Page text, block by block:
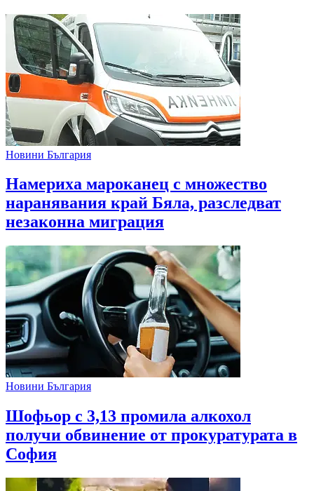
Новини България
Намериха мароканец с множество
наранявания край Бяла, разследват
незаконна миграция
Новини България
Шофьор с 3,13 промила алкохол
получи обвинение от прокуратурата в
София